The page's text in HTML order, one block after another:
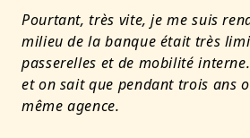
Pourtant, très vite, je me suis
milieu de la banque était très
passerelles et de mobilité
et on sait que pendant trois ans
même agence.